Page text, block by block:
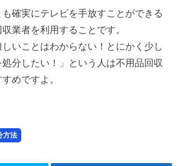
確実にテレビを手放すことができる
業者を利用することです。
しいことはわからない！とにかく少し
分したい！」という人は不用品回収
めですよ。
方法